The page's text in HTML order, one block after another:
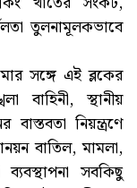
তুলনামূলকভাবে
সঙ্গে এই ব্লকের
বাহিনী, স্থানীয়
নিয়ন্ত্রণে
বাতিল, মামলা,
ব্যবস্থাপনা সবকিছু